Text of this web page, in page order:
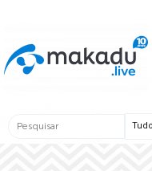
conteúdo
Pesquisar